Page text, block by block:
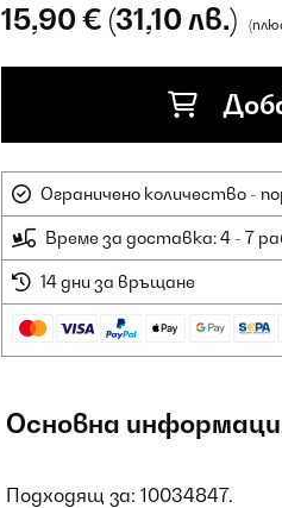
15,90 € (31,10 лв.)
Ограничено количество -
Време за доставка: 4 - 7
14 дни за връщане
Основна
Подходящ за: 10034847.